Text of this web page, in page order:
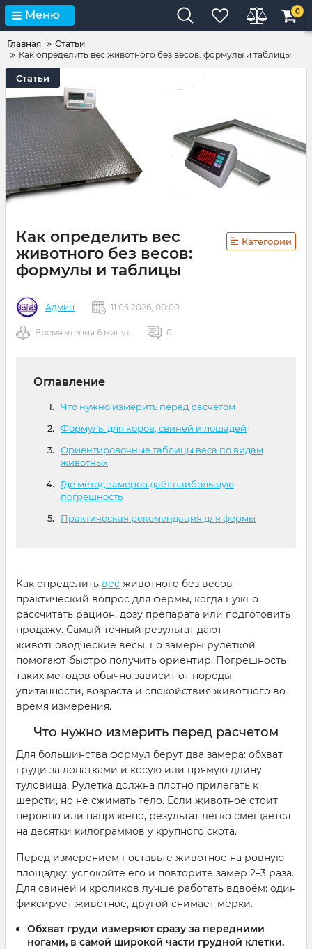
Меню 0
Главная
Статьи
Как определить вес животного без весов: формулы и таблицы
Статьи
Как определить вес
животного без весов:
формулы и таблицы
Категории
Админ 11 05 2026, 00:00
Время чтения 6 минут 0
Оглавление
Что нужно измерить перед расчетом
Формулы для коров, свиней и лошадей
Ориентировочные таблицы веса по видам
животных
Где метод замеров даёт наибольшую
погрешность
Практическая рекомендация для фермы
Как определить вес животного без весов —
практический вопрос для фермы, когда нужно
рассчитать рацион, дозу препарата или подготовить
продажу. Самый точный результат дают
животноводческие весы, но замеры рулеткой
помогают быстро получить ориентир. Погрешность
таких методов обычно зависит от породы,
упитанности, возраста и спокойствия животного во
время измерения.
Что нужно измерить перед расчетом
Для большинства формул берут два замера: обхват
груди за лопатками и косую или прямую длину
туловища. Рулетка должна плотно прилегать к
шерсти, но не сжимать тело. Если животное стоит
неровно или напряжено, результат легко смещается
на десятки килограммов у крупного скота.
Перед измерением поставьте животное на ровную
площадку, успокойте его и повторите замер 2–3 раза.
Для свиней и кроликов лучше работать вдвоём: один
фиксирует животное, другой снимает мерки.
Обхват груди измеряют сразу за передними
ногами, в самой широкой части грудной клетки.